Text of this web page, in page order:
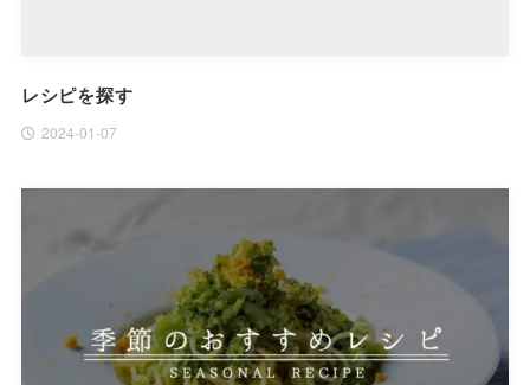
レシピを探す
2024-01-07